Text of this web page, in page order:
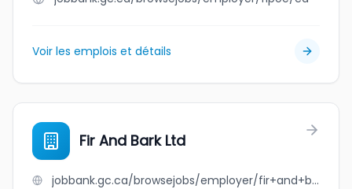
Voir les emplois et détails
Fir And Bark Ltd
jobbank.gc.ca/browsejobs/employer/fir+and+bark+ltd/ca